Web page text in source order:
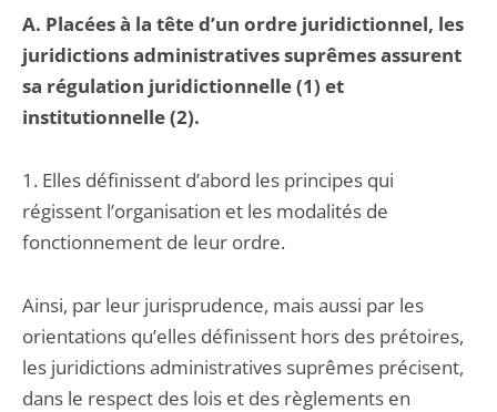
A. Placées à la tête d’un ordre juridictionnel, les
juridictions administratives suprêmes assurent
sa régulation juridictionnelle (1) et
institutionnelle (2).
1. Elles définissent d’abord les principes qui
régissent l’organisation et les modalités de
fonctionnement de leur ordre.
Ainsi, par leur jurisprudence, mais aussi par les
orientations qu’elles définissent hors des prétoires,
les juridictions administratives suprêmes précisent,
dans le respect des lois et des règlements en